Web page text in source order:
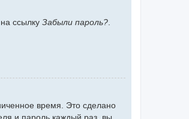
ссылку Забыли пароль?
время. Это сделано